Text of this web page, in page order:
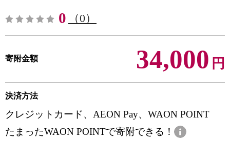
0 （0）
寄附金額 34,000 円
決済方法
クレジットカード、AEON Pay、WAON POINT
たまったWAON POINTで寄附できる！